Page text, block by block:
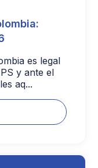
es legal
y ante el
aq...